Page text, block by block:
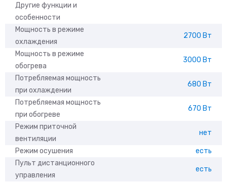
Другие функции и
особенности
Мощность в режиме
охлаждения
2700 Вт
Мощность в режиме
обогрева
3000 Вт
Потребляемая мощность
при охлаждении
680 Вт
Потребляемая мощность
при обогреве
670 Вт
Режим приточной
вентиляции
нет
Режим осушения
есть
Пульт дистанционного
управления
есть